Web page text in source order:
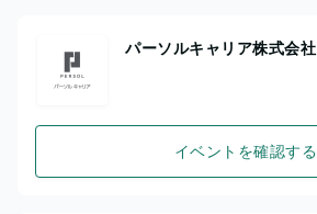
パーソルキャリア株式会社
イベントを確認する